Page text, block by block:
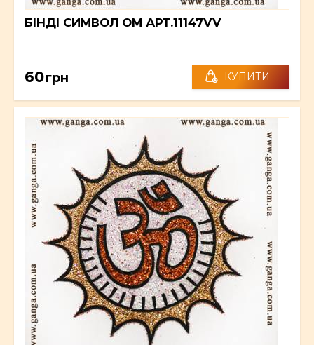
БІНДІ СИМВОЛ ОМ АРТ.11147VV
60грн КУПИТИ